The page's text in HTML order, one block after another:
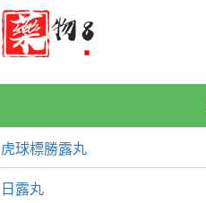
虎球標勝露丸
日露丸